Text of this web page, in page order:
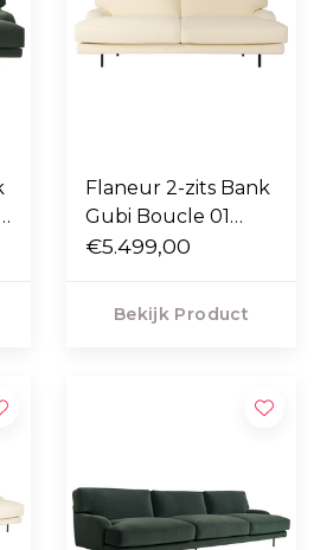
Flaneur 2-zits Bank
Gubi Boucle 01
cream, mat zwart
€5.499,00
Bekijk Product